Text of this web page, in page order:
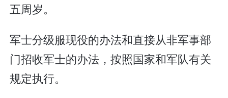
五周岁。
军士分级服现役的办法和直接从非军事部
门招收军士的办法，按照国家和军队有关
规定执行。